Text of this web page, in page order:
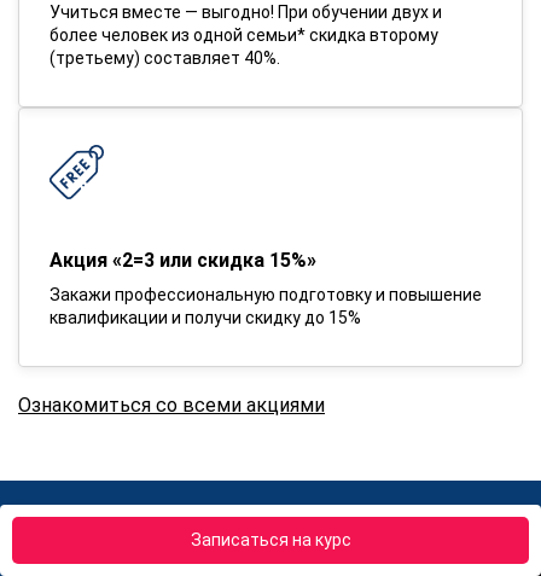
Записаться на курс
Учиться вместе — выгодно! При обучении двух и
более человек из одной семьи* скидка второму
(третьему) составляет 40%.
Акция «2=3 или скидка 15%»
Закажи профессиональную подготовку и повышение
квалификации и получи скидку до 15%
Ознакомиться со всеми акциями
Вернем деньги если обучение не